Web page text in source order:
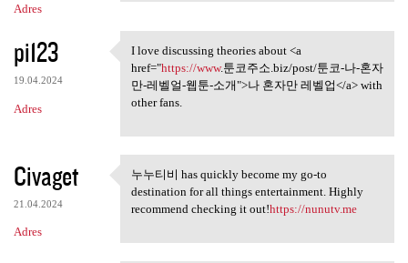
Adres
pi123
19.04.2024
Adres
I love discussing theories
I love discussing theories about <a
href="https://www.툰코주소.biz/post/툰코-나-혼자
만-레벨얼-웹툰-소개">나 혼자만 레벨업</a> with
other fans.
Civaget
21.04.2024
Adres
누누티비 has quickly become my go
누누티비 has quickly become my go-to
destination for all things entertainment. Highly
recommend checking it out!https://nunutv.me